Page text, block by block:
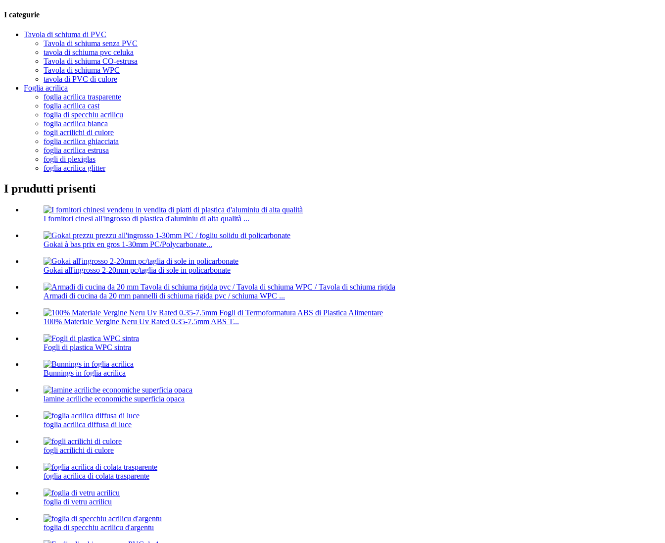
I categurie
Tavola di schiuma di PVC
Tavola di schiuma senza PVC
tavola di schiuma pvc celuka
Tavola di schiuma CO-estrusa
Tavola di schiuma WPC
tavola di PVC di culore
Foglia acrilica
foglia acrilica trasparente
foglia acrilica cast
foglia di specchiu acrilicu
foglia acrilica bianca
fogli acrilichi di culore
foglia acrilica ghiacciata
foglia acrilica estrusa
fogli di plexiglas
foglia acrilica glitter
I prudutti prisenti
I fornitori cinesi all'ingrosso di plastica d'aluminiu di alta qualità ...
Gokai à bas prix en gros 1-30mm PC/Polycarbonate...
Gokai all'ingrosso 2-20mm pc/taglia di sole in policarbonate
Armadi di cucina da 20 mm pannelli di schiuma rigida pvc / schiuma WPC ...
100% Materiale Vergine Neru Uv Rated 0.35-7.5mm ABS T...
Fogli di plastica WPC sintra
Bunnings in foglia acrilica
lamine acriliche economiche superficia opaca
foglia acrilica diffusa di luce
fogli acrilichi di culore
foglia acrilica di colata trasparente
foglia di vetru acrilicu
foglia di specchiu acrilicu d'argentu